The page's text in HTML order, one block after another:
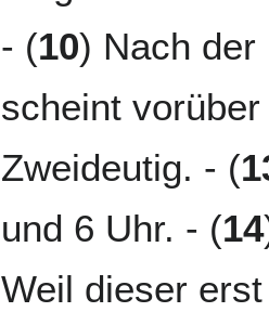
- (10) Nach der
scheint
Zweideutig. - (
und 6 Uhr. - (14
Weil dieser